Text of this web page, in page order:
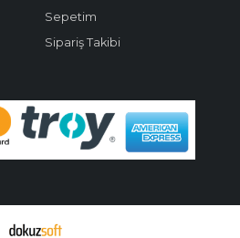
Sepetim
Sipariş Takibi